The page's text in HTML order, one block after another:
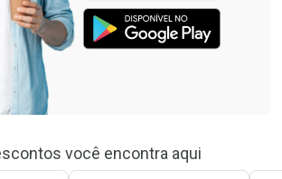
você encontra aqui